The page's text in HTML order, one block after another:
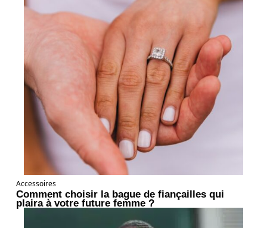
Accessoires
Comment choisir la bague de fiançailles qui
plaira à votre future femme ?